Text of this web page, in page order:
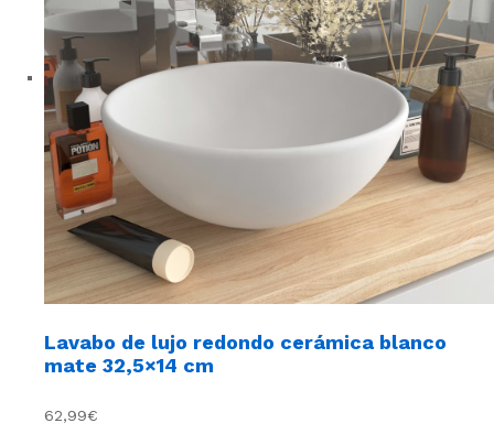
Lavabo de lujo redondo cerámica blanco
mate 32,5×14 cm
62,99€